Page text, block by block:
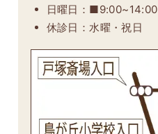
日曜日：■9:00~14:00
休診日：水曜・祝日